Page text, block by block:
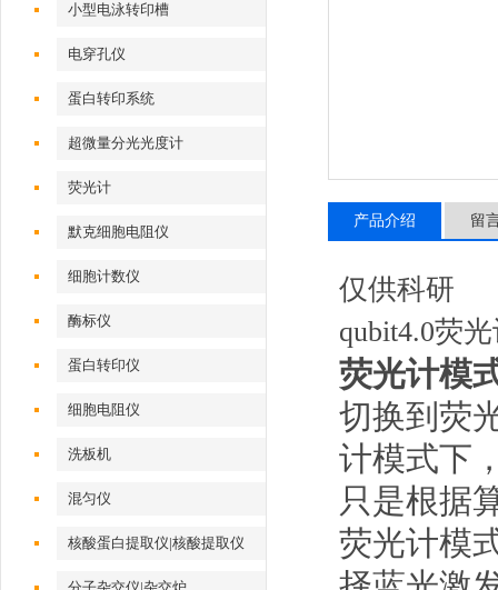
小型电泳转印槽
电穿孔仪
蛋白转印系统
超微量分光光度计
荧光计
默克细胞电阻仪
细胞计数仪
酶标仪
蛋白转印仪
细胞电阻仪
洗板机
混匀仪
核酸蛋白提取仪|核酸提取仪
产品介绍 留
仅供科研
qubit4.0荧
荧光计模
切换到荧
计模式下
只是根据
荧光计模